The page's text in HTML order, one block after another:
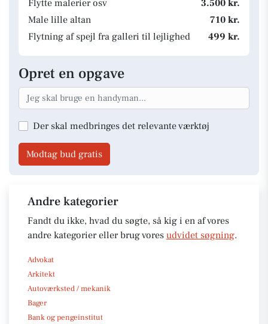
Flytte malerier osv
3.500 kr.
Male lille altan
710 kr.
Flytning af spejl fra galleri til lejlighed
499 kr.
Opret en opgave
Der skal medbringes det relevante værktøj
Modtag bud gratis
Andre kategorier
Fandt du ikke, hvad du søgte, så kig i en af vores
andre kategorier eller brug vores udvidet søgning.
Advokat
Arkitekt
Autoværksted / mekanik
Bager
Bank og pengeinstitut